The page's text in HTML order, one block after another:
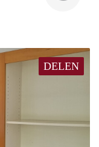
DELEN